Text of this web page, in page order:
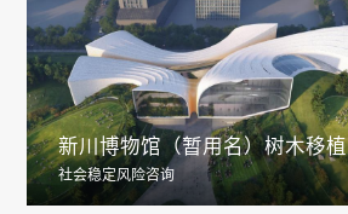
新川博物馆（暂用名）树木移植
社会稳定风险咨询